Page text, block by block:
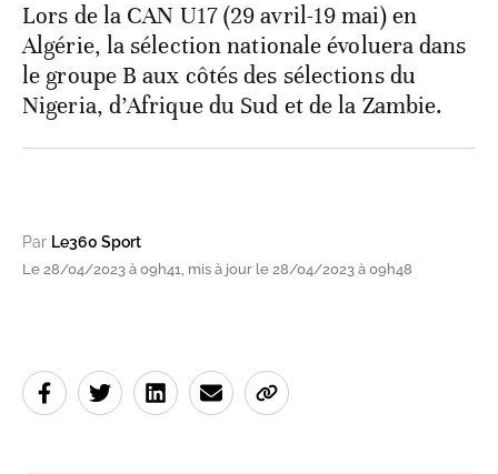
Lors de la CAN U17 (29 avril-19 mai) en
Algérie, la sélection nationale évoluera dans
le groupe B aux côtés des sélections du
Nigeria, d’Afrique du Sud et de la Zambie.
Par Le360 Sport
Le 28/04/2023 à 09h41, mis à jour le 28/04/2023 à 09h48